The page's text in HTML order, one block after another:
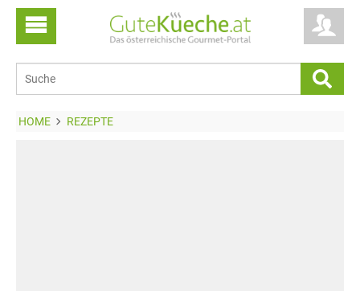
HOME REZEPTE